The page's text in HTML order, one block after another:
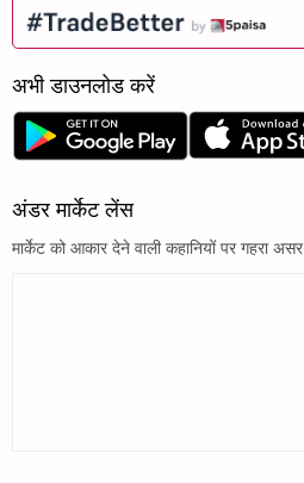
अभी डाउनलोड करें
अंडर मार्केट लेंस
मार्केट को आकार देने वाली कहानियों पर गहरा असर